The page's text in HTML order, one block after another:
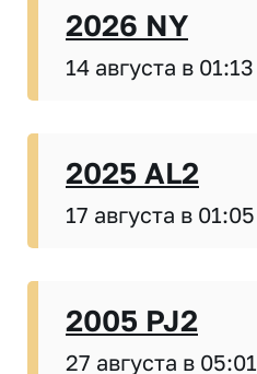
2026 NY
14 августа в 01:13
2025 AL2
17 августа в 01:05
2005 PJ2
27 августа в 05:01